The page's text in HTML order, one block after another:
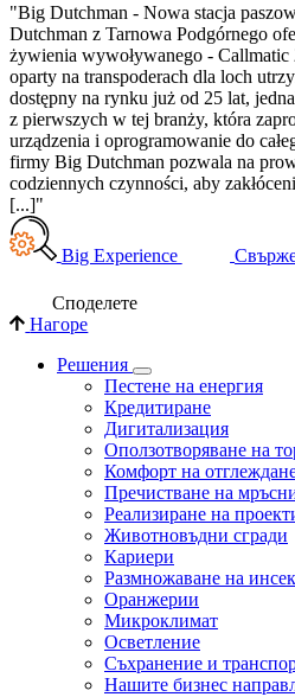
"Big Dutchman - Nowa stacja
Dutchman z Tarnowa Podgórnego
żywienia wywoływanego - Callmatic
oparty na transpoderach dla loch
dostępny na rynku już od 25 lat,
z pierwszych w tej branży, która
urządzenia i oprogramowanie do
firmy Big Dutchman pozwala na
codziennych czynności, aby
[...]"
Big Experience
Споделете
Нагоре
Решения
Пестене на енергия
Кредитиране
Дигитализация
Оползотворяване на
Комфорт на
Пречистване на
Реализиране на
Животновъдни сгради
Кариери
Размножаване на
Оранжерии
Микроклимат
Осветление
Съхранение и
Нашите бизнес